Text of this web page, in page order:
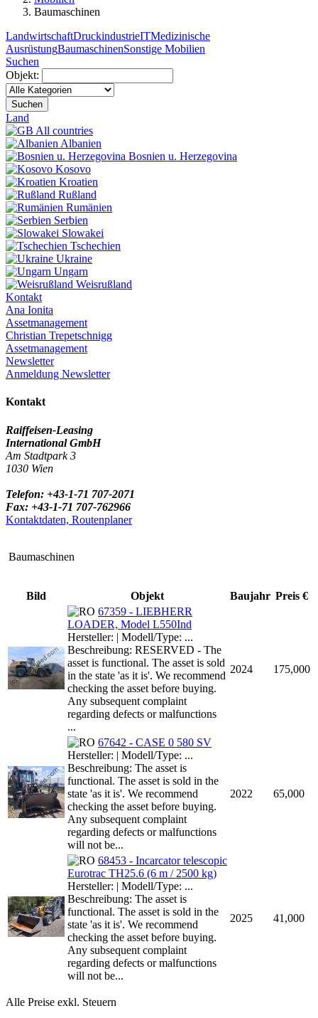
Baumaschinen
LandwirtschaftDruckindustrieITMedizinische
AusrüstungBaumaschinenSonstige Mobilien
Suchen
Objekt:
Suchen
Land
All countries
Albanien
Bosnien u. Herzegovina
Kosovo
Kroatien
Rußland
Rumänien
Serbien
Slowakei
Tschechien
Ukraine
Ungarn
Weisrußland
Kontakt
Ana Ionita
Assetmanagement
Christian Trepetschnigg
Assetmanagement
Newsletter
Anmeldung Newsletter
Kontakt
Raiffeisen-Leasing
International GmbH
Am Stadtpark 3
1030 Wien
Telefon: +43-1-71 707-2071
Fax: +43-1-71 707-762966
Kontaktdaten, Routenplaner
Baumaschinen
Bild Objekt Baujahr Preis €
67359 - LIEBHERR
LOADER, Model L550Ind
Hersteller: | Modell/Type: ...
Beschreibung: RESERVED - The
asset is functional. The asset is sold
in the state 'as it is'. We recommend
checking the asset before buying.
Any subsequent complaint
regarding defects or malfunctions
...
2024 175,000
67642 - CASE 0 580 SV
Hersteller: | Modell/Type: ...
Beschreibung: The asset is
functional. The asset is sold in the
state 'as it is'. We recommend
checking the asset before buying.
Any subsequent complaint
regarding defects or malfunctions
will not be...
2022 65,000
68453 - Incarcator telescopic
Eurotrac TH25.6 (6 m / 2500 kg)
Hersteller: | Modell/Type: ...
Beschreibung: The asset is
functional. The asset is sold in the
state 'as it is'. We recommend
checking the asset before buying.
Any subsequent complaint
regarding defects or malfunctions
will not be...
2025 41,000
Alle Preise exkl. Steuern